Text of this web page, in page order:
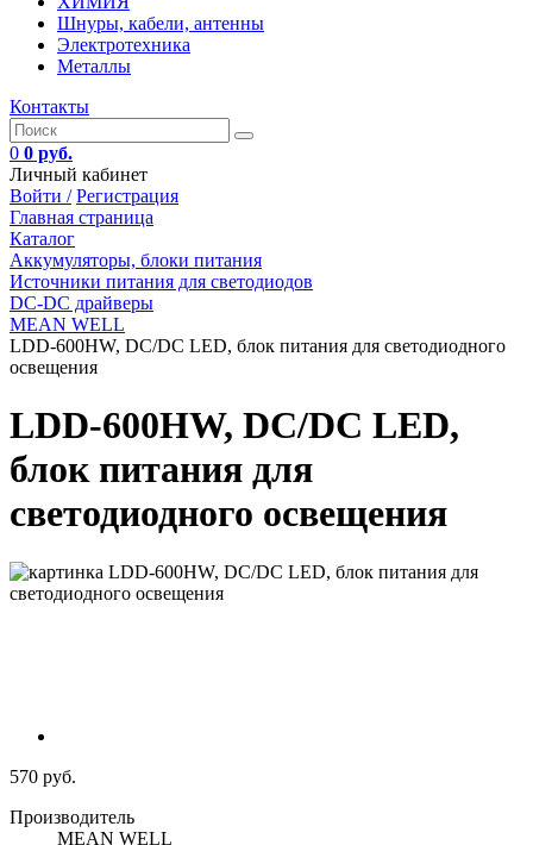
Шнуры, кабели, антенны
Электротехника
Металлы
Контакты
0 0 руб.
Личный кабинет
Войти / Регистрация
Главная страница
Каталог
Аккумуляторы, блоки питания
Источники питания для светодиодов
DC-DC драйверы
MEAN WELL
LDD-600HW, DC/DC LED, блок питания для светодиодного
освещения
LDD-600HW, DC/DC LED,
блок питания для
светодиодного освещения
570 руб.
Производитель
MEAN WELL